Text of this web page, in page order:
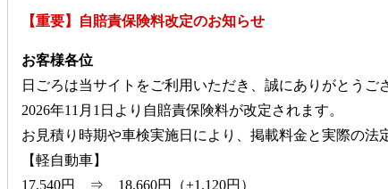
【重要】自賠責保険料改定のお知らせ
お客様各位
日ごろは当サイトをご利用いただき、誠にありがとうご
2026年11月1日より自賠責保険料が改定されます。
お見積り時期や車検実施日により、掲載料金と実際の法
【軽自動車】
17,540円 ⇒ 18,660円（+1,120円）